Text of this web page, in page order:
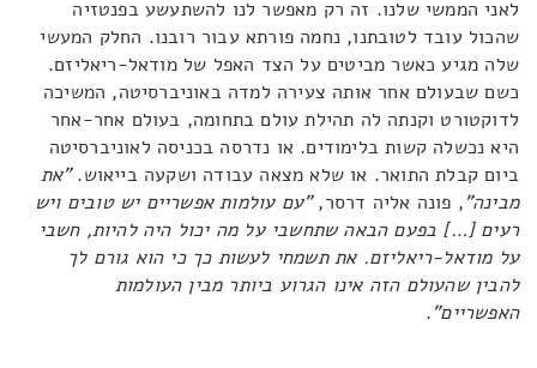
לאני הממשי שלנו. זה רק מאפשר לנו להשתעשע בפנטזיה
שהכול עובד לטובתנו, נחמה פורתא עבור רובנו. החלק המעשי
שלה מגיע כאשר מביטים על הצד האפל של מודאל-ריאליזם.
כשם שבעולם אחר אותה צעירה למדה באוניברסיטה, המשיכה
לדוקטורט וקנתה לה תהילת עולם בתחומה, בעולם אחר-אחר
היא נכשלה קשות בלימודים. או נדרסה בכניסה לאוניברסיטה
ביום קבלת התואר. או שלא מצאה עבודה ושקעה בייאוש."את
מבינה", פונה אליה דרסר,"עם עולמות אפשריים יש טובים ויש
רעים […] בפעם הבאה שתחשבי על מה יכול היה להיות, חשבי
על מודאל-ריאליזם. את תשמחי לעשות כך כי הוא גורם לך
להבין שהעולם הזה אינו הגרוע ביותר מבין העולמות
האפשריים".